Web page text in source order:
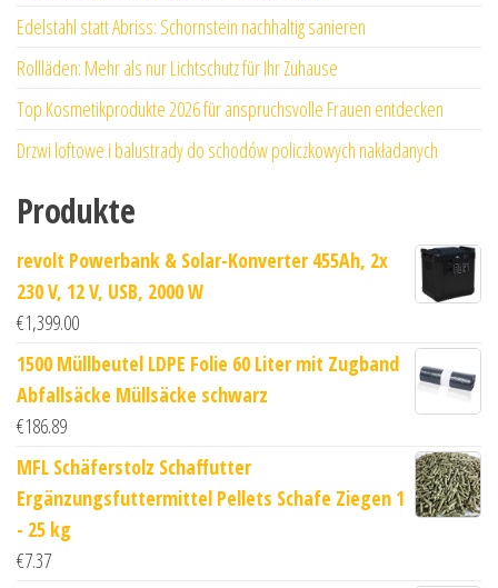
Edelstahl statt Abriss: Schornstein nachhaltig sanieren
Rollläden: Mehr als nur Lichtschutz für Ihr Zuhause
Top Kosmetikprodukte 2026 für anspruchsvolle Frauen entdecken
Drzwi loftowe i balustrady do schodów policzkowych nakładanych
Produkte
revolt Powerbank & Solar-Konverter 455Ah, 2x
230 V, 12 V, USB, 2000 W
€1,399.00
1500 Müllbeutel LDPE Folie 60 Liter mit Zugband
Abfallsäcke Müllsäcke schwarz
€186.89
MFL Schäferstolz Schaffutter
Ergänzungsfuttermittel Pellets Schafe Ziegen 1
- 25 kg
€7.37